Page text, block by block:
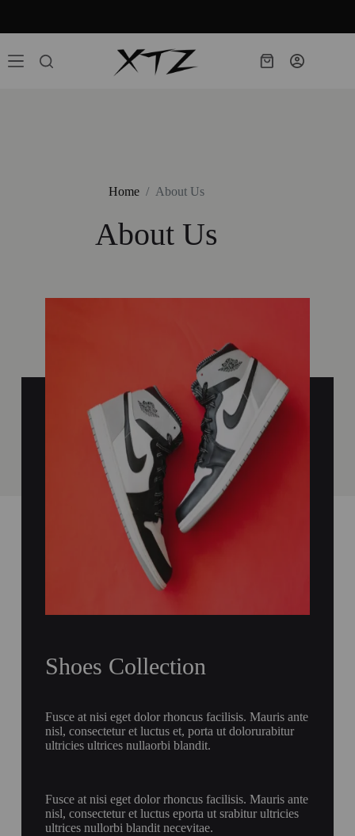
Home / About Us
About Us
Shoes Collection
Fusce at nisi eget dolor rhoncus facilisis. Mauris ante
nisl, consectetur et luctus et, porta ut dolorurabitur
ultricies ultrices nullaorbi blandit.
Fusce at nisi eget dolor rhoncus facilisis. Mauris ante
nisl, consectetur et luctus eporta ut srabitur ultricies
ultrices nullorbi blandit necevitae.